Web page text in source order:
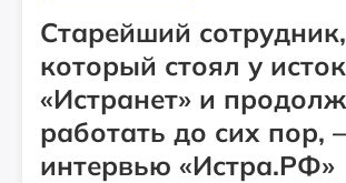
Старейший сотрудник,
который стоял у
«Истранет» и
работать до сих пор,
интервью «Истра.РФ»